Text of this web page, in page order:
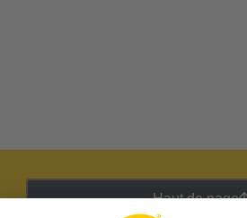
Haut de page